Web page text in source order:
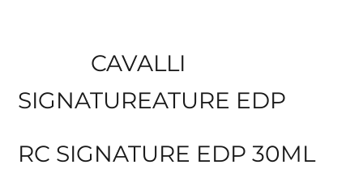
CAVALLI
SIGNATUREATURE EDP
RC SIGNATURE EDP 30ML